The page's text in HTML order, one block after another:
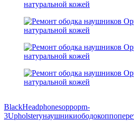
BlackHeadphonesoppopm-
3Upholsteryнаушникиободокоппо